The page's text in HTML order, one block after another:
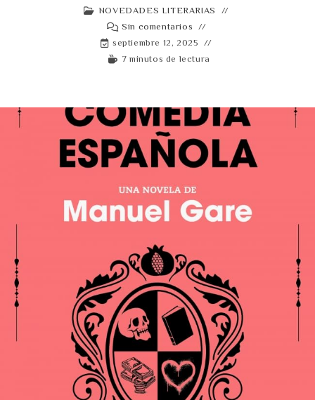
NOVEDADES LITERARIAS
Sin comentarios
septiembre 12, 2025
7 minutos de lectura